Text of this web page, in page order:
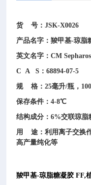
货 号：JSK-X0026
产品名字：羧甲基-琼脂
英文名字：CM
C A S：68894-07-5
规 格：25毫升/瓶，
保存条件：4-8℃
结构成分：6%交联琼脂
用 途：利用离子交换
高产量纯化等
羧甲基-琼脂糖凝胶 FF,